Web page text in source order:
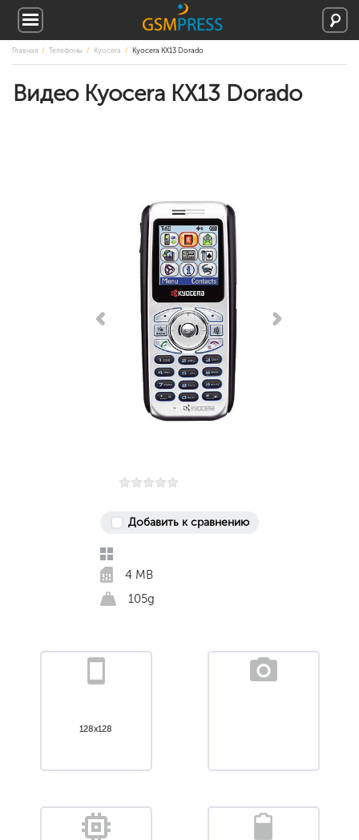
Главная Телефоны Kyocera Kyocera KX13 Dorado
Видео Kyocera KX13 Dorado
Добавить к сравнению
4 MB
105g
128x128